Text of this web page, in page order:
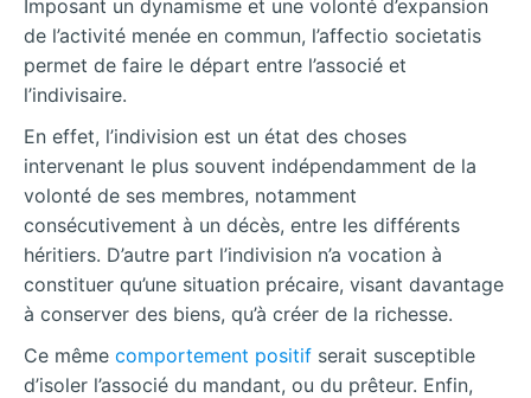
Imposant un dynamisme et une volonté d’expansion
de l’activité menée en commun, l’affectio societatis
permet de faire le départ entre l’associé et
l’indivisaire.
En effet, l’indivision est un état des choses
intervenant le plus souvent indépendamment de la
volonté de ses membres, notamment
consécutivement à un décès, entre les différents
héritiers. D’autre part l’indivision n’a vocation à
constituer qu’une situation précaire, visant davantage
à conserver des biens, qu’à créer de la richesse.
Ce même comportement positif serait susceptible
d’isoler l’associé du mandant, ou du prêteur. Enfin,